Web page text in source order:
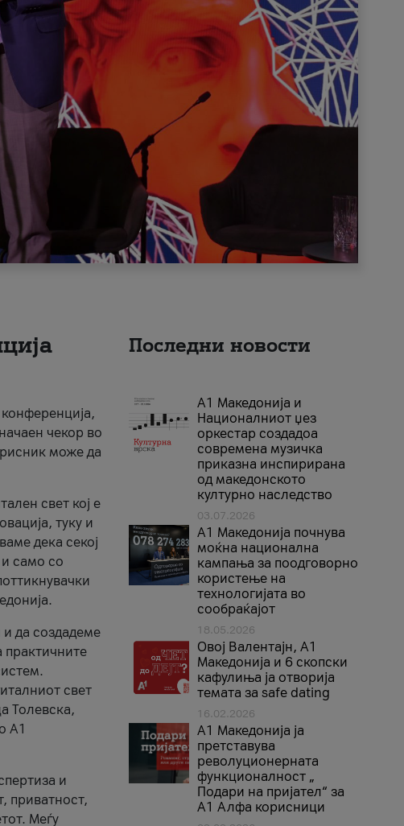
чекор во
може да
свет кој е
туку и
дека секој
само со
да создадеме
практичните
свет
Толевска,
А1
и
приватност,
Меѓу
Последни новости
А1 Македонија и
Националниот џез
оркестар создадоа
современа музичка
приказна инспирирана
од македонското
културно наследство
03.07.2026
A1 Македонија почнува
моќна национална
кампања за поодговорно
користење на
технологијата во
сообраќајот
18.05.2026
Овој Валентајн, A1
Македонија и 6 скопски
кафулиња ја отворија
темата за safe dating
16.02.2026
А1 Македонија ја
претставува
револуционерната
функционалност „
Подари на пријател“ за
А1 Алфа корисници